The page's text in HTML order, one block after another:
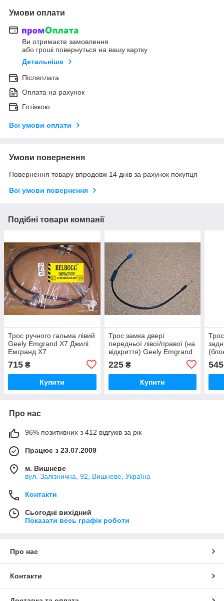
Умови оплати
Ви отримаєте замовлення
або гроші повернуться на вашу картку
Детальніше
Післяплата
Оплата на рахунок
Готівкою
Всі умови оплати
Умови повернення
Повернення товару впродовж 14 днів за рахунок покупця
Всі умови повернення
Подібні товари компанії
Трос ручного гальма лівий
Geely Emgrand X7 Джилі
Емгранд Х7
715 ₴
Купити
Трос замка двері
передньої лівої/правої (на
відкриття) Geely Emgrand
EC7 Джили Эмгранд ЕС7
Джилі Емгранд ЄС7
225₴
Купити
545
Про нас
96% позитивних з 412 відгуків за рік
Працює з 23.07.2009
м. Вишневе
вул. Залізнична, 92, Вишневе, Україна
Контакти
Сьогодні вихідний
Показати весь графік роботи
Про нас
Контакти